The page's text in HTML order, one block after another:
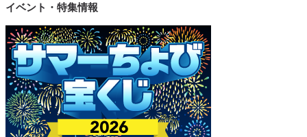
イベント・特集情報